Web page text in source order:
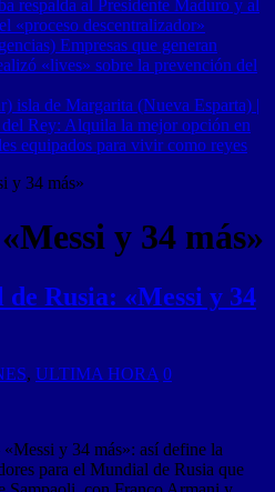
respalda al Presidente Maduro y al
«proceso descentralizador»
Empresas que generan
«lives» sobre la prevención del
isla de Margarita (Nueva Esparta) |
Rey: Alquila la mejor opción en
equipados para vivir como reyes
y 34 más»
«Messi y 34 más»
Rusia: «Messi y 34
, ULTIMA HORA 0
y 34 más»: así define la
para el Mundial de Rusia que